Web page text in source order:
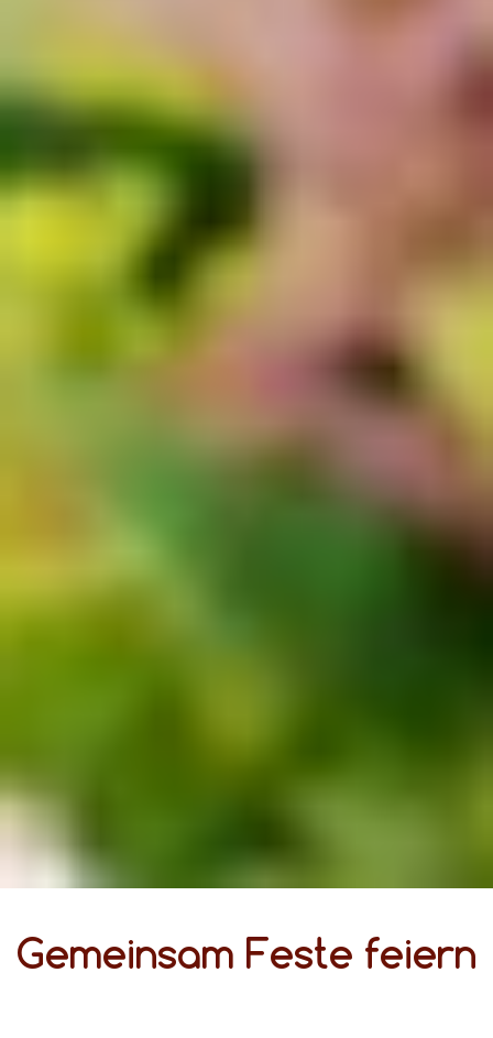
Gemeinsam Feste feiern